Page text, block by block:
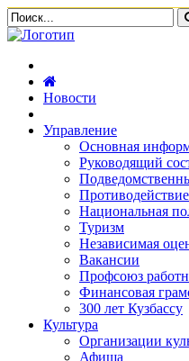
Новости
Управление
Основная
Руководящий
Национальная
Туризм
Независимая
Вакансии
Профсоюз
Финансовая
300 лет Кузбассу
Культура
Организации
Афиша